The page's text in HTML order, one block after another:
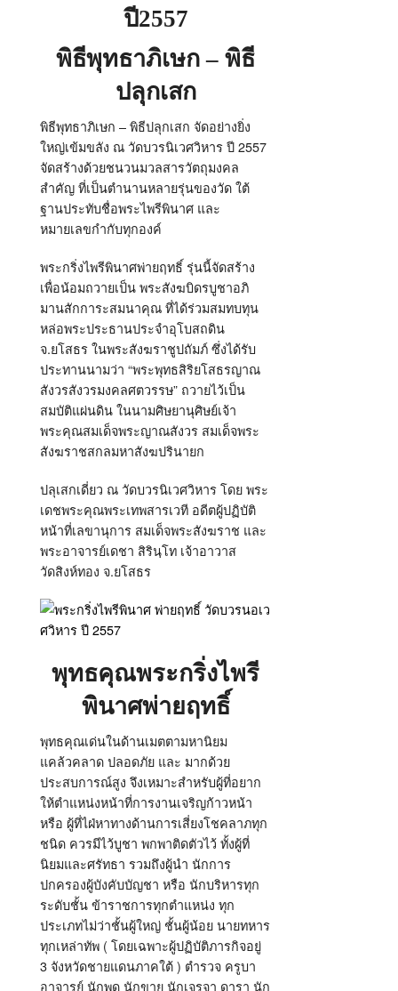
ปี2557
พิธีพุทธาภิเษก – พิธี
ปลุกเสก
พิธีพุทธาภิเษก – พิธีปลุกเสก จัดอย่างยิ่ง
ใหญ่เข้มขลัง ณ วัดบวรนิเวศวิหาร ปี 2557
จัดสร้างด้วยชนวนมวลสารวัตถุมงคล
สำคัญ ที่เป็นตำนานหลายรุ่นของวัด ใต้
ฐานประทับชื่อพระไพรีพินาศ และ
หมายเลขกำกับทุกองค์
พระกริ่งไพรีพินาศพ่ายฤทธิ์ รุ่นนี้จัดสร้าง
เพื่อน้อมถวายเป็น พระสังฆบิดรบูชาอภิ
มานสักการะสมนาคุณ ที่ได้ร่วมสมทบทุน
หล่อพระประธานประจำอุโบสถดิน
จ.ยโสธร ในพระสังฆราชูปถัมภ์ ซึ่งได้รับ
ประทานนามว่า “พระพุทธสิริยโสธรญาณ
สังวรสังวรมงคลศตวรรษ” ถวายไว้เป็น
สมบัติแผ่นดิน ในนามศิษยานุศิษย์เจ้า
พระคุณสมเด็จพระญาณสังวร สมเด็จพระ
สังฆราชสกลมหาสังฆปรินายก
ปลุเสกเดี่ยว ณ วัดบวรนิเวศวิหาร โดย พระ
เดชพระคุณพระเทพสารเวที อดีตผู้ปฏิบัติ
หน้าที่เลขานุการ สมเด็จพระสังฆราช และ
พระอาจารย์เดชา สิรินฺโท เจ้าอาวาส
วัดสิงห์ทอง จ.ยโสธร
พุทธคุณพระกริ่งไพรี
พินาศพ่ายฤทธิ์
พุทธคุณเด่นในด้านเมตตามหานิยม
แคล้วคลาด ปลอดภัย และ มากด้วย
ประสบการณ์สูง จึงเหมาะสำหรับผู้ที่อยาก
ให้ตำแหน่งหน้าที่การงานเจริญก้าวหน้า
หรือ ผู้ที่ไฝ่หาทางด้านการเสี่ยงโชคลาภทุก
ชนิด ควรมีไว้บูชา พกพาติดตัวไว้ ทั้งผู้ที่
นิยมและศรัทธา รวมถึงผู้นำ นักการ
ปกครองผู้บังคับบัญชา หรือ นักบริหารทุก
ระดับชั้น ข้าราชการทุกตำแหน่ง ทุก
ประเภทไม่ว่าชั้นผู้ใหญ่ ชั้นผู้น้อย นายทหาร
ทุกเหล่าทัพ ( โดยเฉพาะผู้ปฏิบัติภารกิจอยู่
3 จังหวัดชายแดนภาคใต้ ) ตำรวจ ครูบา
อาจารย์ นักพูด นักขาย นักเจรจา ดารา นัก